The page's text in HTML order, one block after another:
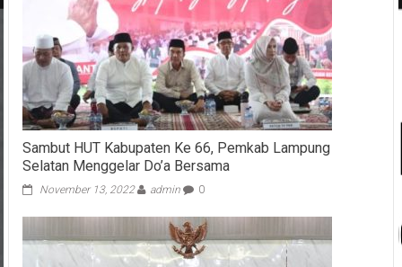
Sambut HUT Kabupaten Ke 66, Pemkab Lampung
Selatan Menggelar Do’a Bersama
November 13, 2022 admin 0